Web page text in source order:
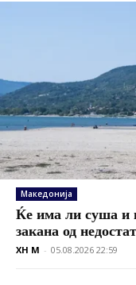
Македонија
Ќе има ли суша и
закана од
XH M - 05.08.2026 22:59